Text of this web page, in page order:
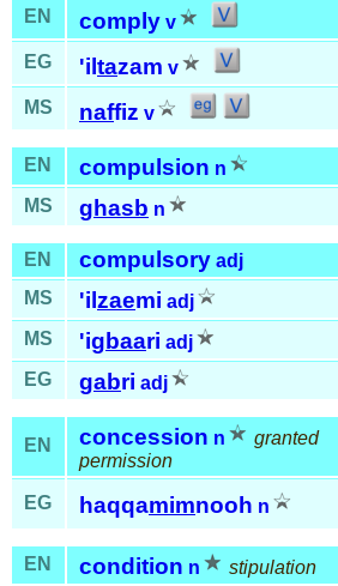
EN comply v
EG
'il tazam v
MS naffiz v
EN compulsion n
MS
ghasb n
EN compulsory adj
MS
'il zaemi adj
MS 'igbaari adj
EG gabri adj
EN concession n
granted
permission
EG haqqamimnooh n
EN condition n
stipulation